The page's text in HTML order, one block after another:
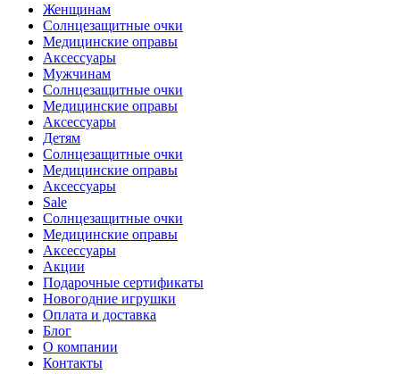
Женщинам
Солнцезащитные очки
Медицинские оправы
Аксессуары
Мужчинам
Солнцезащитные очки
Медицинские оправы
Аксессуары
Детям
Солнцезащитные очки
Медицинские оправы
Аксессуары
Sale
Солнцезащитные очки
Медицинские оправы
Аксессуары
Акции
Подарочные сертификаты
Новогодние игрушки
Оплата и доставка
Блог
О компании
Контакты